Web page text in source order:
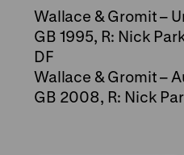
Wallace & Gromit –
GB 1995, R: Nick
DF
Wallace & Gromit –
GB 2008, R: Nick